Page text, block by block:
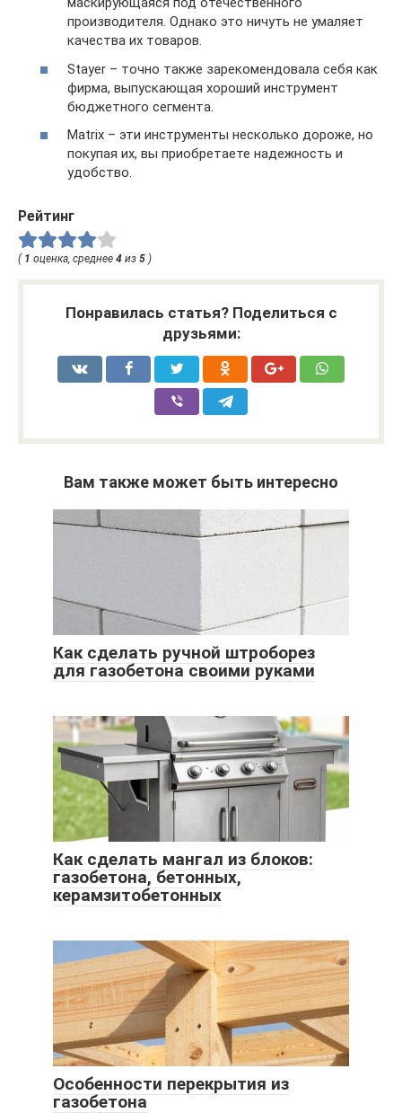
производителя. Однако это ничуть не умаляет
качества их товаров.
Stayer – точно также зарекомендовала себя как
фирма, выпускающая хороший инструмент
бюджетного сегмента.
Matrix – эти инструменты несколько дороже, но
покупая их, вы приобретаете надежность и
удобство.
Рейтинг
( 1 оценка, среднее 4 из 5 )
Понравилась статья? Поделиться с
друзьями:
Вам также может быть интересно
Как сделать ручной штроборез
для газобетона своими руками
Как сделать мангал из блоков:
газобетона, бетонных,
керамзитобетонных
Особенности перекрытия из
газобетона